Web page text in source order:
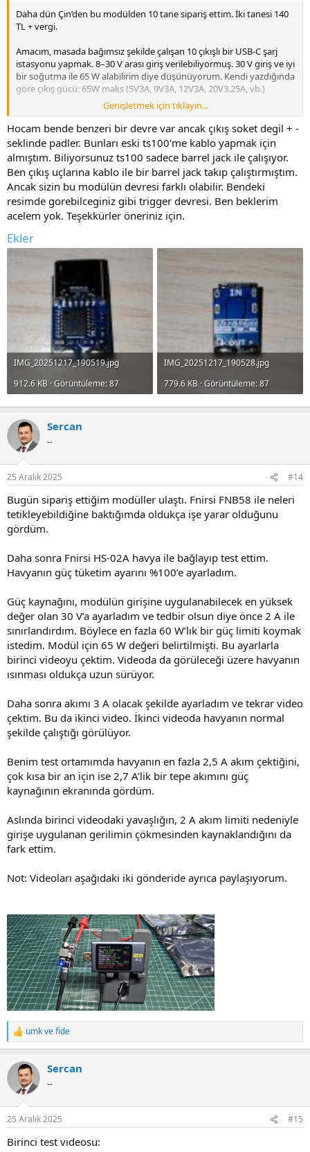
Daha dün Çin’den bu modülden 10 tane sipariş ettim. İki tanesi 140
TL + vergi.
Amacım, masada bağımsız şekilde çalışan 10 çıkışlı bir USB-C şarj
istasyonu yapmak. 8–30 V arası giriş verilebiliyormuş. 30 V giriş ve iyi
bir soğutma ile 65 W alabilirim diye düşünüyorum. Kendi yazdığında
göre çıkış gücü: 65W maks (5V3A, 9V3A, 12V3A, 20V3.25A, vb.)
Ulaştığında test edeceğim ve muhtemelen sonuçları paylaşırım.
Böyle kullanmak istersen testleri bekleyebilirsin.
PD65W Hızlı Şarj Modülü Type-C Arayüzü PD/QC/SCP/PPS Hızlı Şarj
Desteği Tam Protokol Şarj Modülü
45747 eklentisine bak
Genişletmek için tıklayın...
Hocam bende benzeri bir devre var ancak çıkış soket degil + -
seklinde padler. Bunları eski ts100'me kablo yapmak için
almıştım. Biliyorsunuz ts100 sadece barrel jack ile çalışıyor.
Ben çıkış uçlarına kablo ile bir barrel jack takıp çalıştırmıştım.
Ancak sizin bu modülün devresi farklı olabilir. Bendeki
resimde gorebilceginiz gibi trigger devresi. Ben beklerim
acelem yok. Teşekkürler öneriniz için.
Ekler
IMG_20251217_190519.jpg
912.6 KB · Görüntüleme: 87
IMG_20251217_190528.jpg
779.6 KB · Görüntüleme: 87
Sercan
--
25 Aralık 2025 #14
Bugün sipariş ettiğim modüller ulaştı. Fnirsi FNB58 ile neleri
tetikleyebildiğine baktığımda oldukça işe yarar olduğunu
gördüm.
Daha sonra Fnirsi HS-02A havya ile bağlayıp test ettim.
Havyanın güç tüketim ayarını %100’e ayarladım.
Güç kaynağını, modülün girişine uygulanabilecek en yüksek
değer olan 30 V’a ayarladım ve tedbir olsun diye önce 2 A ile
sınırlandırdım. Böylece en fazla 60 W’lık bir güç limiti koymak
istedim. Modül için 65 W değeri belirtilmişti. Bu ayarlarla
birinci videoyu çektim. Videoda da görüleceği üzere havyanın
ısınması oldukça uzun sürüyor.
Daha sonra akımı 3 A olacak şekilde ayarladım ve tekrar video
çektim. Bu da ikinci video. İkinci videoda havyanın normal
şekilde çalıştığı görülüyor.
Benim test ortamımda havyanın en fazla 2,5 A akım çektiğini,
çok kısa bir an için ise 2,7 A’lik bir tepe akımını güç
kaynağının ekranında gördüm.
Aslında birinci videodaki yavaşlığın, 2 A akım limiti nedeniyle
girişe uygulanan gerilimin çökmesinden kaynaklandığını da
fark ettim.
Not: Videoları aşağıdaki iki gönderide ayrıca paylaşıyorum.
R
e
c
i
s
umkvefide
Sercan
--
25 Aralık 2025 #15
Birinci test videosu: